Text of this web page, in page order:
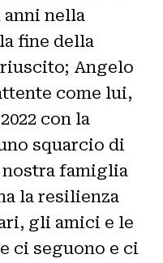
nella
fine della
Angelo
come lui,
con la
squarcio di
nostra famiglia
la resilienza
gli amici e le
ci seguono e ci